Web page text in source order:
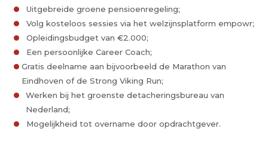
Uitgebreide groene pensioenregeling;
Volg kosteloos sessies via het welzijnsplatform empowr;
Opleidingsbudget van €2.000;
Een persoonlijke Career Coach;
Gratis deelname aan bijvoorbeeld de Marathon van
Eindhoven of de Strong Viking Run;
Werken bij het groenste detacheringsbureau van
Nederland;
Mogelijkheid tot overname door opdrachtgever.